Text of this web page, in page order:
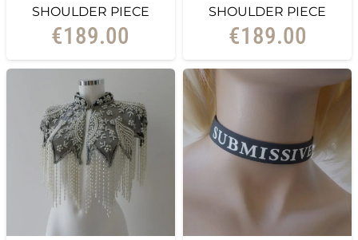
SHOULDER PIECE
€189.00
SHOULDER PIECE
€189.00